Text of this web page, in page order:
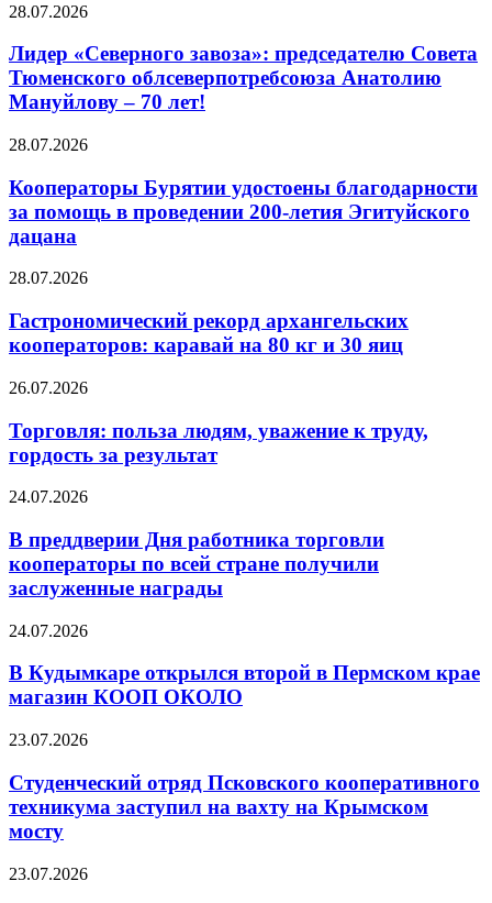
28.07.2026
Лидер «Северного завоза»: председателю Совета
Тюменского облсеверпотребсоюза Анатолию
Мануйлову – 70 лет!
28.07.2026
Кооператоры Бурятии удостоены благодарности
за помощь в проведении 200-летия Эгитуйского
дацана
28.07.2026
Гастрономический рекорд архангельских
кооператоров: каравай на 80 кг и 30 яиц
26.07.2026
Торговля: польза людям, уважение к труду,
гордость за результат
24.07.2026
В преддверии Дня работника торговли
кооператоры по всей стране получили
заслуженные награды
24.07.2026
В Кудымкаре открылся второй в Пермском крае
магазин КООП ОКОЛО
23.07.2026
Студенческий отряд Псковского кооперативного
техникума заступил на вахту на Крымском
мосту
23.07.2026